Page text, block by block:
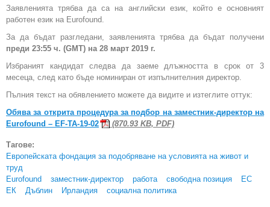
Заявленията трябва да са на английски език, който е основният
работен език на Eurofound.
За да бъдат разгледани, заявленията трябва да бъдат получени
преди 23:55 ч. (GMT) на 28 март 2019 г.
Избраният кандидат следва да заеме длъжността в срок от 3
месеца, след като бъде номиниран от изпълнителния директор.
Пълния текст на обявлението можете да видите и изтеглите оттук:
Обява за открита процедура за подбор на заместник-директор на
Eurofound – EF-TA-19-02
(870.93 KB, PDF)
Тагове:
Европейската фондация за подобряване на условията на живот и
труд
Eurofound
заместник-директор работа свободна позиция
ЕС
ЕК
Дъблин Ирландия социална политика